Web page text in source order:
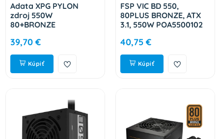
Adata XPG PYLON
zdroj 550W
80+BRONZE
39,70 €
Kúpiť
FSP VIC BD 550,
80PLUS BRONZE, ATX
3.1, 550W POA5500102
40,75 €
Kúpiť